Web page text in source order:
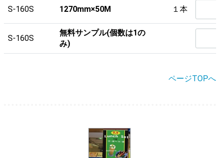
S-160S 1270mm×50M １本
S-160S
無料サンプル(個数は1の
み)
ページTOPへ